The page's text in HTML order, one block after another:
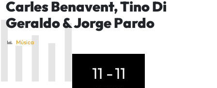
Carles Benavent, Tino Di
Geraldo & Jorge Pardo
Música
11 -11